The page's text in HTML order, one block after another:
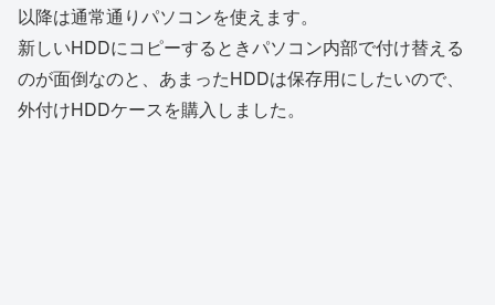
以降は通常通りパソコンを使えます。
新しいHDDにコピーするときパソコン内部で付け替える
のが面倒なのと、あまったHDDは保存用にしたいので、
外付けHDDケースを購入しました。